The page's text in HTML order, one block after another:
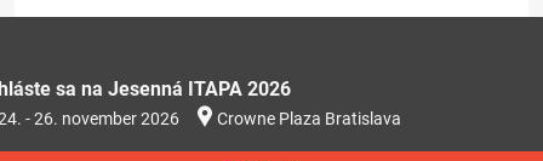
sa na Jesenná ITAPA 2026
- 26. november 2026 Crowne Plaza Bratislava